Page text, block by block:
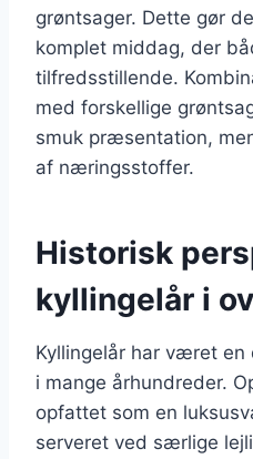
grøntsager. Dette gør
komplet middag, der
tilfredsstillende.
med forskellige
smuk præsentation,
af næringsstoffer.
Historisk
kyllingelår i
Kyllingelår har været
i mange århundreder.
opfattet som en
serveret ved særlige